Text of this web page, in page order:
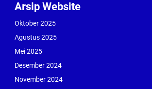
Arsip Website
Oktober 2025
Agustus 2025
Mei 2025
Desember 2024
November 2024